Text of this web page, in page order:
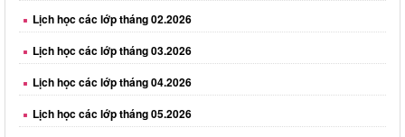
Lịch học các lớp tháng 03.2026
Lịch học các lớp tháng 04.2026
Lịch học các lớp tháng 05.2026
Lịch học các lớp tháng 06.2026